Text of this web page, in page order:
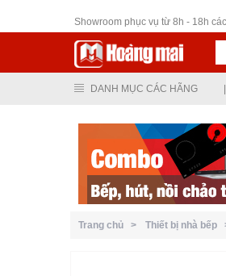
Showroom phục vụ từ 8h - 18h
DANH MỤC CÁC HÃNG
Trang chủ > Thiết bị nhà bếp